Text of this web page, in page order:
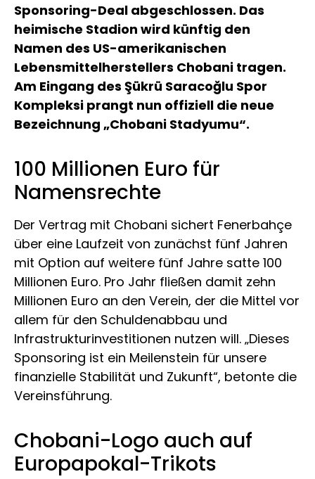
Sponsoring-Deal abgeschlossen. Das
heimische Stadion wird künftig den
Namen des US-amerikanischen
Lebensmittelherstellers Chobani tragen.
Am Eingang des Şükrü Saracoğlu Spor
Kompleksi prangt nun offiziell die neue
Bezeichnung „Chobani Stadyumu“.
100 Millionen Euro für
Namensrechte
Der Vertrag mit Chobani sichert Fenerbahçe
über eine Laufzeit von zunächst fünf Jahren
mit Option auf weitere fünf Jahre satte 100
Millionen Euro. Pro Jahr fließen damit zehn
Millionen Euro an den Verein, der die Mittel vor
allem für den Schuldenabbau und
Infrastrukturinvestitionen nutzen will. „Dieses
Sponsoring ist ein Meilenstein für unsere
finanzielle Stabilität und Zukunft“, betonte die
Vereinsführung.
Chobani-Logo auch auf
Europapokal-Trikots